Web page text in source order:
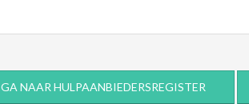
GA NAAR HULPAANBIEDERSREGISTER